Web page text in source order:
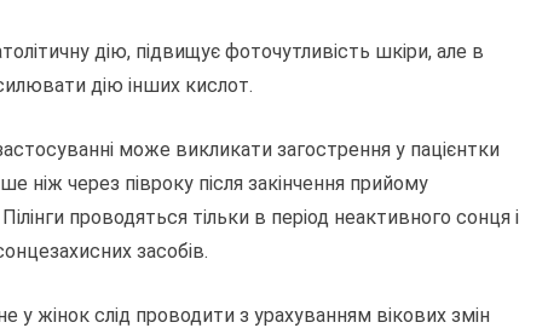
дію, підвищує фоточутливість шкіри, але в
дію інших кислот.
може викликати загострення у пацієнтки
ніж через півроку після закінчення прийому
проводяться тільки в період неактивного сонця і
засобів.
у жінок слід проводити з урахуванням вікових змін